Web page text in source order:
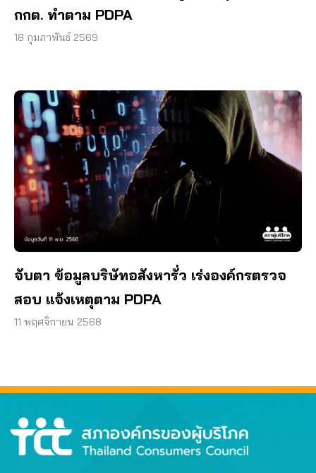
กกต. ทำตาม PDPA
18 กุมภาพันธ์ 2569
จับตา ข้อมูลบริษัทอสังหารั่ว เร่งองค์กรตรวจ
สอบ แจ้งเหตุตาม PDPA
11 พฤศจิกายน 2568